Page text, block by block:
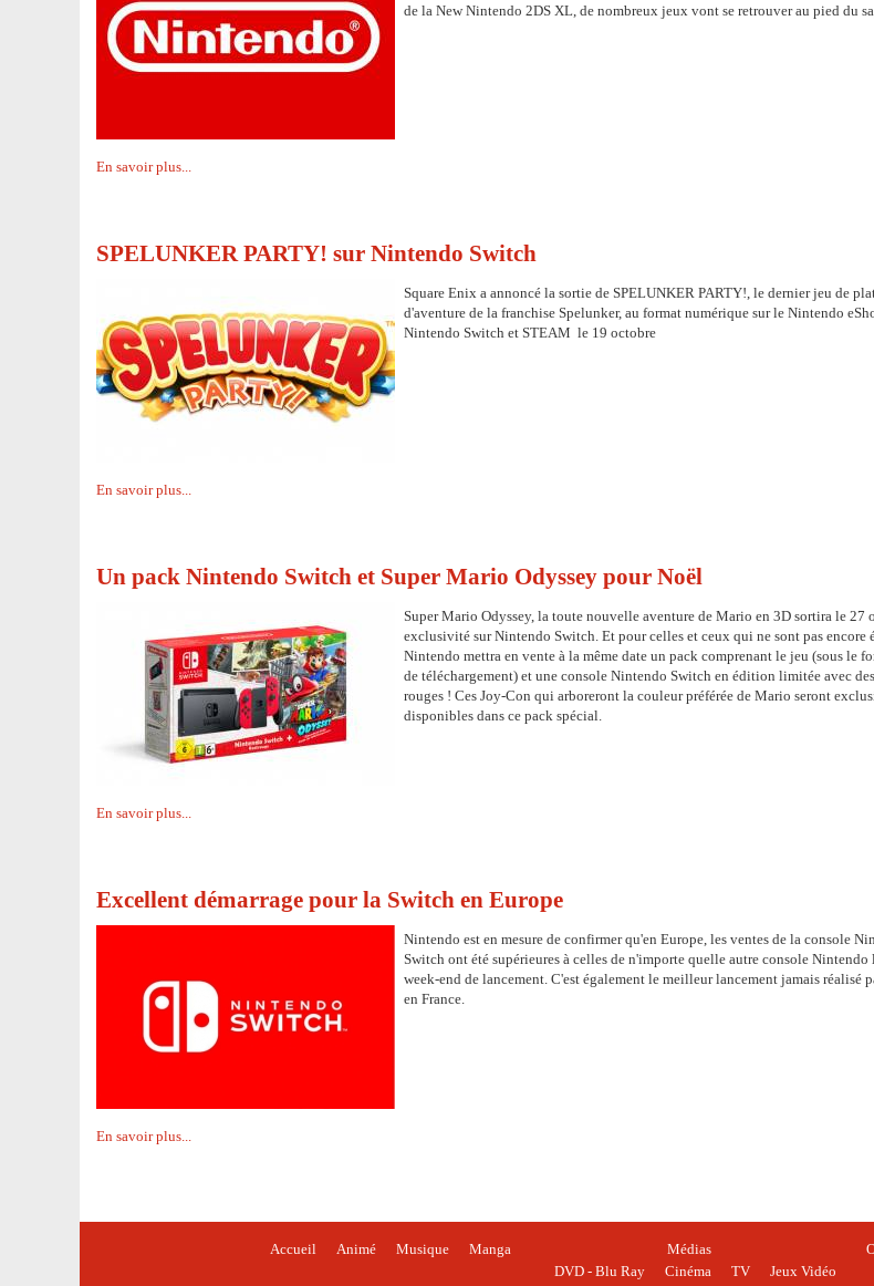
de la New Nintendo 2DS XL, de nombreux jeux vont se retrouver au pied du
En savoir plus...
SPELUNKER PARTY! sur Nintendo Switch
Square Enix a annoncé la sortie de SPELUNKER PARTY!, le dernier jeu de
d'aventure de la franchise Spelunker, au format numérique sur le Nintendo
Nintendo Switch et STEAM le 19 octobre
En savoir plus...
Un pack Nintendo Switch et Super Mario Odyssey pour Noël
Super Mario Odyssey, la toute nouvelle aventure de Mario en 3D sortira le 27
exclusivité sur Nintendo Switch. Et pour celles et ceux qui ne sont pas encore
Nintendo mettra en vente à la même date un pack comprenant le jeu (sous le
de téléchargement) et une console Nintendo Switch en édition limitée avec
rouges ! Ces Joy-Con qui arboreront la couleur préférée de Mario seront
disponibles dans ce pack spécial.
En savoir plus...
Excellent démarrage pour la Switch en Europe
Nintendo est en mesure de confirmer qu'en Europe, les ventes de la console
Switch ont été supérieures à celles de n'importe quelle autre console Nintendo
week-end de lancement. C'est également le meilleur lancement jamais réalisé
en France.
En savoir plus...
Accueil Animé Musique Manga
Médias
DVD - Blu Ray
Cinéma TV Jeux Vidéo